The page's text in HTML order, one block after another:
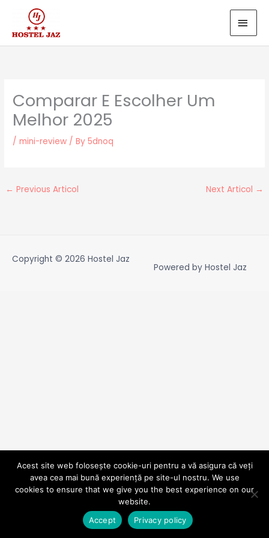
content
Comparar E Escolher Um
Melhor 2025
/mini-review / By5dnoq
← Previous Articol Next Articol →
Copyright © 2026 Hostel Jaz
Powered by Hostel Jaz
Acest site web folosește cookie-uri pentru a vă asigura că veți
avea cea mai bună experiență pe site-ul nostru. We use
cookies to ensure that we give you the best experience on our
website.
Accept
Privacy policy